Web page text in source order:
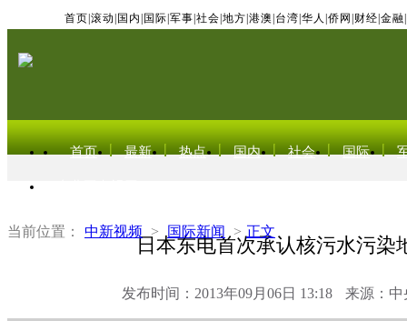
首页 滚动 国内 国际 军事 社会 地方 港澳 台湾 华人 侨网 财经 金融
首页 最新 热点 国内 社会 国际
当前位置： 中新视频 > 国际新闻 > 正文
日本东电首次承认核污水污染
发布时间：2013年09月06日 13:18 来源：中